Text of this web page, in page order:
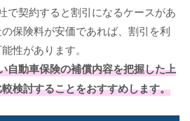
で契約すると割引になるケースがあ
保険料が安価であれば、割引を利
性があります。
自動車保険の補償内容を把握した上
検討することをおすすめします。